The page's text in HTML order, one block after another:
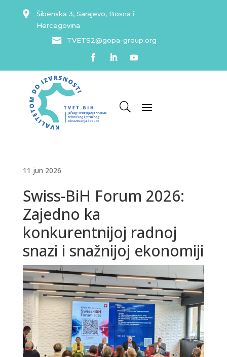
Šibenska 3, Sarajevo, Bosna i
Hercegovina
TVETS2@gopa-group.org
11 jun 2026
Swiss-BiH Forum 2026:
Zajedno ka
konkurentnijoj radnoj
snazi i snažnijoj ekonomiji